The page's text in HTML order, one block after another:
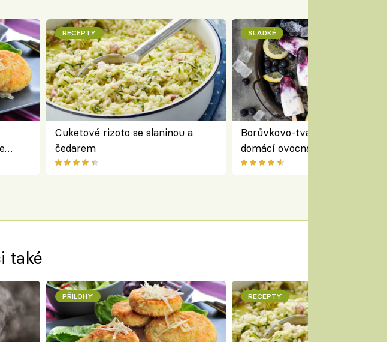
RECEPTY
Cuketové rizoto se slaninou a
čedarem
SLADKÉ
Borůvkovo-tvarohové nanuky
domácí ovocná zmrzlina na
také
PŘÍLOHY RECEPTY